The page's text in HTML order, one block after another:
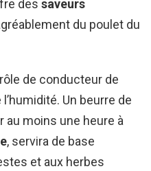
des saveurs
du poulet du
de conducteur de
Un beurre de
au moins une heure à
, servira de base
et aux herbes